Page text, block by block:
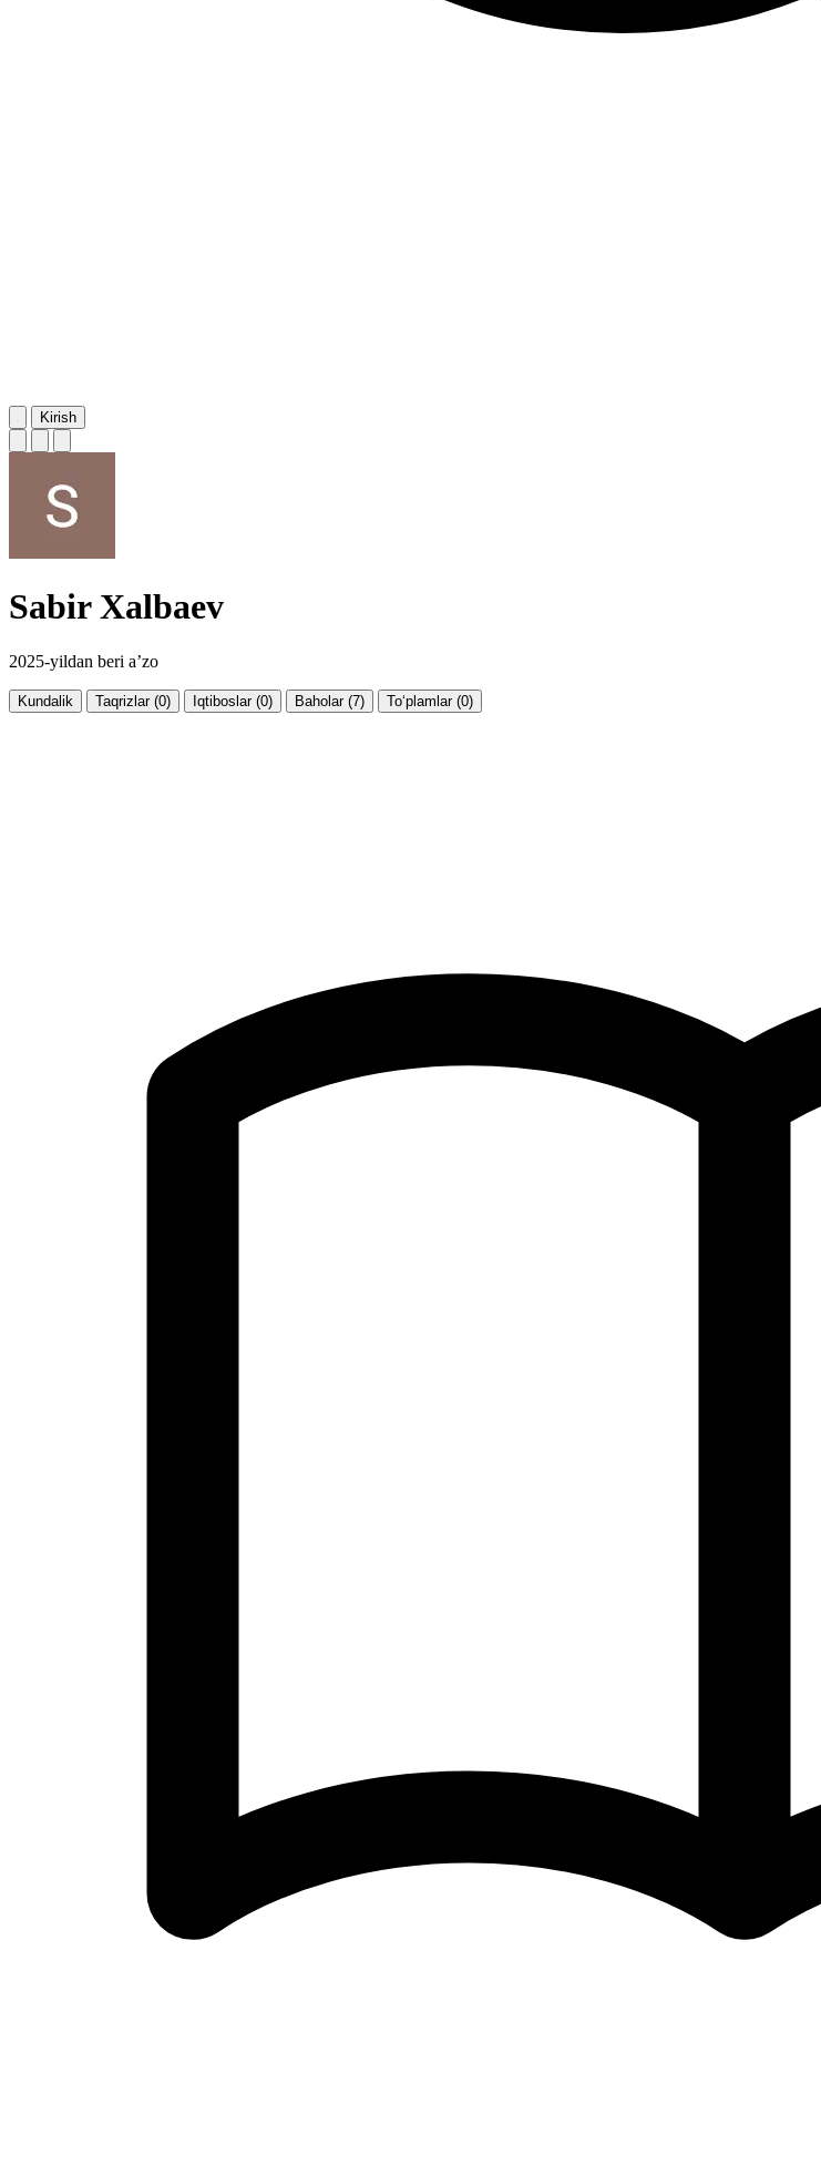
Kirish
Sabir Xalbaev
2025-yildan beri a’zo
Kundalik Taqrizlar (0) Iqtiboslar (0) Baholar (7) To‘plamlar (0)